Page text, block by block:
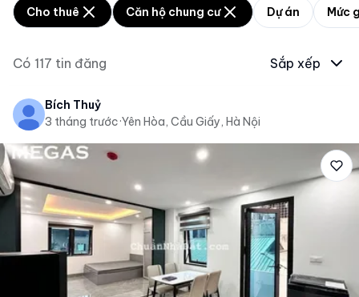
Cho thuê Căn hộ chung cư Dự án Mức
Có 117 tin đăng Sắp xếp
Bích Thuỷ
3 tháng trước·Yên Hòa, Cầu Giấy, Hà Nội